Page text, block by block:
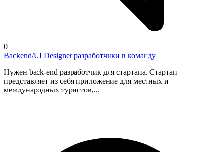
0
Backend/UI Designer разработчики в команду
Нужен back-end разработчик для стартапа. Стартап
представляет из себя приложение для местных и
международных туристов,...